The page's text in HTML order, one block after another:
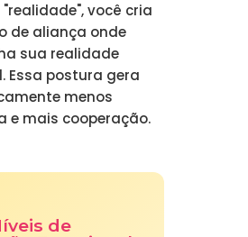
você cria
de aliança onde
sua realidade
Essa postura gera
menos
e mais cooperação.
de